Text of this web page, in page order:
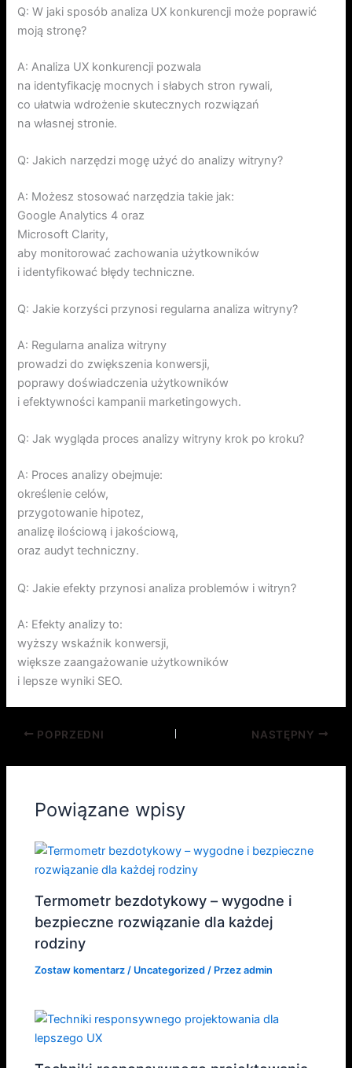
Q: W jaki sposób analiza UX konkurencji może poprawić
moją stronę?
A: Analiza UX konkurencji pozwala
na identyfikację mocnych i słabych stron rywali,
co ułatwia wdrożenie skutecznych rozwiązań
na własnej stronie.
Q: Jakich narzędzi mogę użyć do analizy witryny?
A: Możesz stosować narzędzia takie jak:
Google Analytics 4 oraz
Microsoft Clarity,
aby monitorować zachowania użytkowników
i identyfikować błędy techniczne.
Q: Jakie korzyści przynosi regularna analiza witryny?
A: Regularna analiza witryny
prowadzi do zwiększenia konwersji,
poprawy doświadczenia użytkowników
i efektywności kampanii marketingowych.
Q: Jak wygląda proces analizy witryny krok po kroku?
A: Proces analizy obejmuje:
określenie celów,
przygotowanie hipotez,
analizę ilościową i jakościową,
oraz audyt techniczny.
Q: Jakie efekty przynosi analiza problemów i witryn?
A: Efekty analizy to:
wyższy wskaźnik konwersji,
większe zaangażowanie użytkowników
i lepsze wyniki SEO.
POPRZEDNI NASTĘPNY
Powiązane wpisy
Termometr bezdotykowy – wygodne i
bezpieczne rozwiązanie dla każdej
rodziny
Zostaw komentarz / Uncategorized / Przezadmin